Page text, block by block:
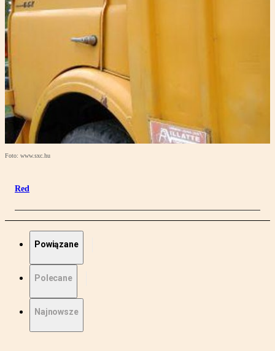
Foto: www.sxc.hu
Red
Powiązane
Polecane
Najnowsze